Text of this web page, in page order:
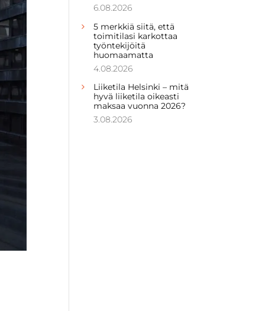
6.08.2026
5 merkkiä siitä, että
toimitilasi karkottaa
työntekijöitä
huomaamatta
4.08.2026
Liiketila Helsinki – mitä
hyvä liiketila oikeasti
maksaa vuonna 2026?
3.08.2026